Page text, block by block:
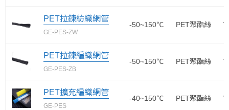
PET拉鍊紡織網管
GE-PES-ZW
-50~150℃ PET聚酯絲
PET拉鍊編織網管
GE-PES-ZB
-50~150℃ PET聚酯絲
PET擴充編織網管
GE-PES
-40~150℃ PET聚酯絲